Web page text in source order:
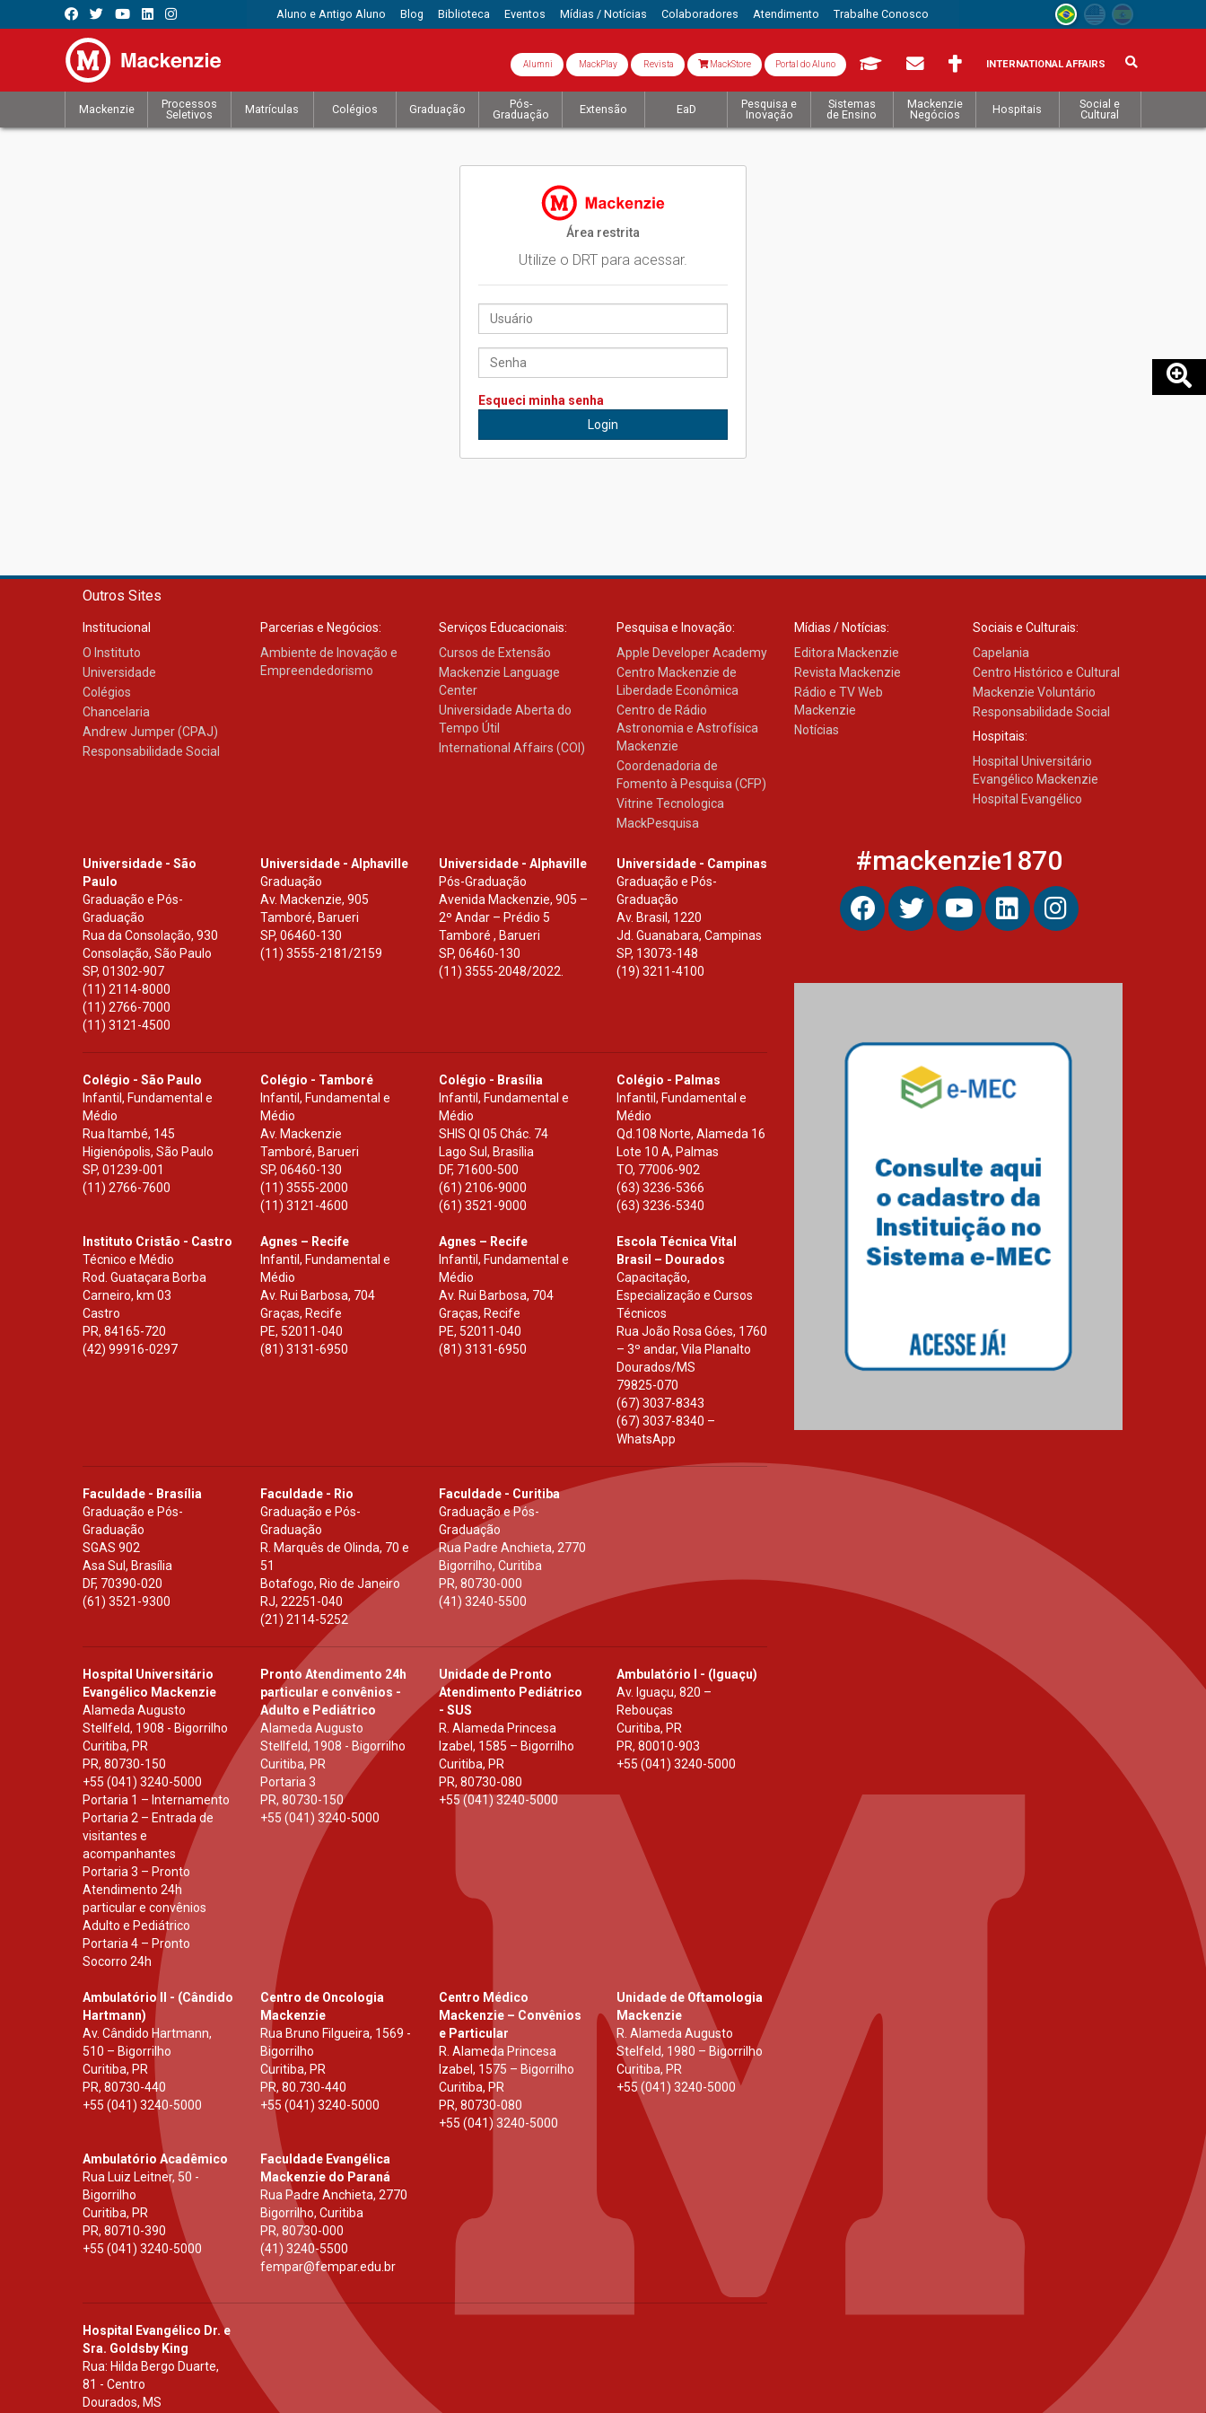
Aluno e Antigo Aluno Blog Biblioteca Eventos Mídias / Notícias Colaboradores Atendimento Trabalhe Conosco
Alumni MackPlay Revista MackStore Portal do Aluno INTERNATIONAL AFFAIRS
Mackenzie
Processos
Seletivos
Matrículas Colégios Graduação
Pós-
Graduação
Extensão EaD
Pesquisa e
Inovação
Sistemas
de Ensino
Mackenzie
Negócios
Hospitais
Social e
Cultural
Área restrita
Utilize o DRT para acessar.
Esqueci minha senha
Outros Sites
Institucional
O Instituto
Universidade
Colégios
Chancelaria
Andrew Jumper (CPAJ)
Responsabilidade Social
Parcerias e Negócios:
Ambiente de Inovação e
Empreendedorismo
Serviços Educacionais:
Cursos de Extensão
Mackenzie Language
Center
Universidade Aberta do
Tempo Útil
International Affairs (COI)
Pesquisa e Inovação:
Apple Developer Academy
Centro Mackenzie de
Liberdade Econômica
Centro de Rádio
Astronomia e Astrofísica
Mackenzie
Coordenadoria de
Fomento à Pesquisa (CFP)
Vitrine Tecnologica
MackPesquisa
Mídias / Notícias:
Editora Mackenzie
Revista Mackenzie
Rádio e TV Web
Mackenzie
Notícias
Sociais e Culturais:
Capelania
Centro Histórico e Cultural
Mackenzie Voluntário
Responsabilidade Social
Hospitais:
Hospital Universitário
Evangélico Mackenzie
Hospital Evangélico
Universidade - São
Paulo
Graduação e Pós-
Graduação
Rua da Consolação, 930
Consolação, São Paulo
SP, 01302-907
(11) 2114-8000
(11) 2766-7000
(11) 3121-4500
Universidade - Alphaville
Graduação
Av. Mackenzie, 905
Tamboré, Barueri
SP,06460-130
(11) 3555-2181/2159
Universidade - Alphaville
Pós-Graduação
Avenida Mackenzie, 905 –
2º Andar – Prédio 5
Tamboré , Barueri
SP, 06460-130
(11) 3555-2048/2022.
Universidade - Campinas
Graduação e Pós-
Graduação
Av. Brasil, 1220
Jd. Guanabara, Campinas
SP, 13073-148
(19) 3211-4100
Colégio - São Paulo
Infantil, Fundamental e
Médio
Rua Itambé, 145
Higienópolis, São Paulo
SP, 01239-001
(11) 2766-7600
Colégio - Tamboré
Infantil, Fundamental e
Médio
Av. Mackenzie
Tamboré, Barueri
SP,06460-130
(11) 3555-2000
(11) 3121-4600
Colégio - Brasília
Infantil, Fundamental e
Médio
SHIS Ql 05 Chác. 74
Lago Sul, Brasília
DF, 71600-500
(61) 2106-9000
(61) 3521-9000
Colégio - Palmas
Infantil, Fundamental e
Médio
Qd.108 Norte, Alameda 16
Lote 10 A, Palmas
TO, 77006-902
(63) 3236-5366
(63) 3236-5340
Instituto Cristão - Castro
Técnico e Médio
Rod. Guataçara Borba
Carneiro, km 03
Castro
PR, 84165-720
(42) 99916-0297
Agnes – Recife
Infantil, Fundamental e
Médio
Av. Rui Barbosa, 704
Graças, Recife
PE, 52011-040
(81) 3131-6950
Agnes – Recife
Infantil, Fundamental e
Médio
Av. Rui Barbosa, 704
Graças, Recife
PE, 52011-040
(81) 3131-6950
Escola Técnica Vital
Brasil – Dourados
Capacitação,
Especialização e Cursos
Técnicos
Rua João Rosa Góes, 1760
– 3º andar, Vila Planalto
Dourados/MS
79825-070
(67) 3037-8343
(67) 3037-8340 –
WhatsApp
Faculdade - Brasília
Graduação e Pós-
Graduação
SGAS 902
Asa Sul, Brasília
DF, 70390-020
(61) 3521-9300
Faculdade - Rio
Graduação e Pós-
Graduação
R. Marquês de Olinda, 70 e
51
Botafogo, Rio de Janeiro
RJ,22251-040
(21) 2114-5252
Faculdade - Curitiba
Graduação e Pós-
Graduação
Rua Padre Anchieta, 2770
Bigorrilho, Curitiba
PR, 80730-000
(41) 3240-5500
Hospital Universitário
Evangélico Mackenzie
Alameda Augusto
Stellfeld, 1908 - Bigorrilho
Curitiba, PR
PR, 80730-150
+55 (041) 3240-5000
Portaria 1 – Internamento
Portaria 2 – Entrada de
visitantes e
acompanhantes
Portaria 3 – Pronto
Atendimento 24h
particular e convênios
Adulto e Pediátrico
Portaria 4 – Pronto
Socorro 24h
Pronto Atendimento 24h
particular e convênios -
Adulto e Pediátrico
Alameda Augusto
Stellfeld, 1908 - Bigorrilho
Curitiba, PR
Portaria 3
PR,80730-150
+55 (041) 3240-5000
Unidade de Pronto
Atendimento Pediátrico
- SUS
R. Alameda Princesa
Izabel, 1585 – Bigorrilho
Curitiba, PR
PR, 80730-080
+55 (041) 3240-5000
Ambulatório I - (Iguaçu)
Av. Iguaçu, 820 –
Rebouças
Curitiba, PR
PR, 80010-903
+55 (041) 3240-5000
Ambulatório II - (Cândido
Hartmann)
Av. Cândido Hartmann,
510 – Bigorrilho
Curitiba, PR
PR, 80730-440
+55 (041) 3240-5000
Centro de Oncologia
Mackenzie
Rua Bruno Filgueira, 1569 -
Bigorrilho
Curitiba, PR
PR,80.730-440
+55 (041) 3240-5000
Centro Médico
Mackenzie – Convênios
e Particular
R. Alameda Princesa
Izabel, 1575 – Bigorrilho
Curitiba, PR
PR, 80730-080
+55 (041) 3240-5000
Unidade de Oftamologia
Mackenzie
R. Alameda Augusto
Stelfeld, 1980 – Bigorrilho
Curitiba, PR
+55 (041) 3240-5000
Ambulatório Acadêmico
Rua Luiz Leitner, 50 -
Bigorrilho
Curitiba, PR
PR, 80710-390
+55 (041) 3240-5000
Faculdade Evangélica
Mackenzie do Paraná
Rua Padre Anchieta, 2770
Bigorrilho, Curitiba
PR,80730-000
(41) 3240-5500
fempar@fempar.edu.br
Hospital Evangélico Dr. e
Sra. Goldsby King
Rua: Hilda Bergo Duarte,
81 - Centro
Dourados, MS
#mackenzie1870